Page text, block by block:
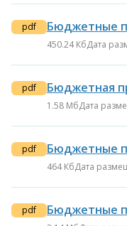
pdf Бюджетные
450.24 КбДата
pdf Бюджетная
1.58 МбДата
pdf Бюджетные
464 КбДата
pdf Бюджетные